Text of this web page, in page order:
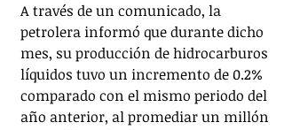
A través de un comunicado, la
petrolera informó que durante dicho
mes, su producción de hidrocarburos
líquidos tuvo un incremento de 0.2%
comparado con el mismo periodo del
año anterior, al promediar un millón